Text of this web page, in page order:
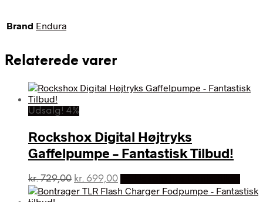
Brand Endura
Relaterede varer
Udsalg! 4%
Rockshox Digital Højtryks
Gaffelpumpe – Fantastisk Tilbud!
kr.729,00 Den
oprindelige
kr. 699,00Den
aktuelle